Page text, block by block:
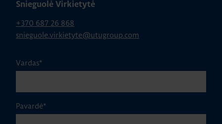
Snieguolė Virkietytė
+370 687 26 868
snieguole.virkietyte@utugroup.com
Vardas*
Pavardė*